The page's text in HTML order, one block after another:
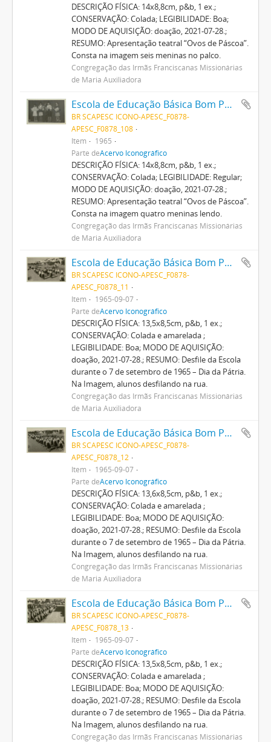
DESCRIÇÃO FÍSICA: 14x8,8cm, p&b, 1 ex.;
CONSERVAÇÃO: Colada; LEGIBILIDADE: Boa;
MODO DE AQUISIÇÃO: doação, 2021-07-28.;
RESUMO: Apresentação teatral “Ovos de Páscoa”.
Consta na imagem seis meninas no palco.
Congregação das Irmãs Franciscanas Missionárias
de Maria Auxiliadora
Escola de Educação Básica Bom Pastor
BR SCAPESC ICONO-APESC_F0878-
APESC_F0878_108
Item
1965
Parte deAcervo Iconográfico
DESCRIÇÃO FÍSICA: 14x8,8cm, p&b, 1 ex.;
CONSERVAÇÃO: Colada; LEGIBILIDADE: Regular;
MODO DE AQUISIÇÃO: doação, 2021-07-28.;
RESUMO: Apresentação teatral “Ovos de Páscoa”.
Consta na imagem quatro meninas lendo.
Congregação das Irmãs Franciscanas Missionárias
de Maria Auxiliadora
Escola de Educação Básica Bom Pastor
BR SCAPESC ICONO-APESC_F0878-
APESC_F0878_11
Item
1965-09-07
Parte deAcervo Iconográfico
DESCRIÇÃO FÍSICA: 13,5x8,5cm, p&b, 1 ex.;
CONSERVAÇÃO: Colada e amarelada ;
LEGIBILIDADE: Boa; MODO DE AQUISIÇÃO:
doação, 2021-07-28.; RESUMO: Desfile da Escola
durante o 7 de setembro de 1965 – Dia da Pátria.
Na Imagem, alunos desfilando na rua.
Congregação das Irmãs Franciscanas Missionárias
de Maria Auxiliadora
Escola de Educação Básica Bom Pastor
BR SCAPESC ICONO-APESC_F0878-
APESC_F0878_12
Item
1965-09-07
Parte deAcervo Iconográfico
DESCRIÇÃO FÍSICA: 13,6x8,5cm, p&b, 1 ex.;
CONSERVAÇÃO: Colada e amarelada ;
LEGIBILIDADE: Boa; MODO DE AQUISIÇÃO:
doação, 2021-07-28.; RESUMO: Desfile da Escola
durante o 7 de setembro de 1965 – Dia da Pátria.
Na Imagem, alunos desfilando na rua.
Congregação das Irmãs Franciscanas Missionárias
de Maria Auxiliadora
Escola de Educação Básica Bom Pastor
BR SCAPESC ICONO-APESC_F0878-
APESC_F0878_13
Item
1965-09-07
Parte deAcervo Iconográfico
DESCRIÇÃO FÍSICA: 13,5x8,5cm, p&b, 1 ex.;
CONSERVAÇÃO: Colada e amarelada ;
LEGIBILIDADE: Boa; MODO DE AQUISIÇÃO:
doação, 2021-07-28.; RESUMO: Desfile da Escola
durante o 7 de setembro de 1965 – Dia da Pátria.
Na Imagem, alunos desfilando na rua.
Congregação das Irmãs Franciscanas Missionárias